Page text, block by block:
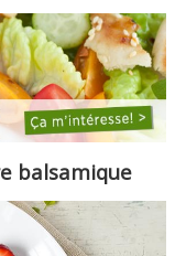
balsamique